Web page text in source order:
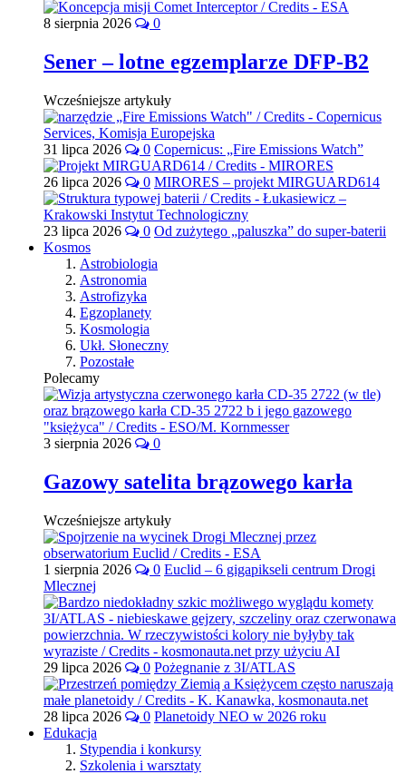
8 sierpnia 2026 0
Sener – lotne egzemplarze DFP-B2
Wcześniejsze artykuły
31 lipca 2026 0 Copernicus: „Fire Emissions Watch”
26 lipca 2026 0 MIRORES – projekt MIRGUARD614
23 lipca 2026 0 Od zużytego „paluszka” do super-baterii
Kosmos
Astrobiologia
Astronomia
Astrofizyka
Egzoplanety
Kosmologia
Ukł. Słoneczny
Pozostałe
Polecamy
3 sierpnia 2026 0
Gazowy satelita brązowego karła
Wcześniejsze artykuły
1 sierpnia 2026 0 Euclid – 6 gigapikseli centrum Drogi
Mlecznej
29 lipca 2026 0 Pożegnanie z 3I/ATLAS
28 lipca 2026 0 Planetoidy NEO w 2026 roku
Edukacja
Stypendia i konkursy
Szkolenia i warsztaty